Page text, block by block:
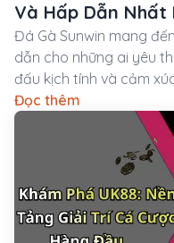
Và Hấp Dẫn Nhất
Đá Gà Sunwin mang
dẫn cho những ai yêu
đấu kịch tính và cảm
Đọc thêm